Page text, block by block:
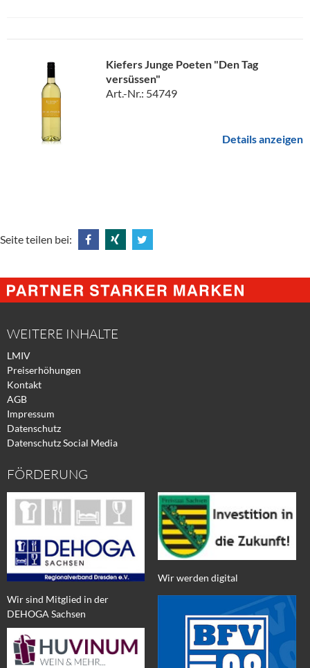
Kiefers Junge Poeten "Den Tag
versüssen"
Art.-Nr.: 54749
Details anzeigen
Seite teilen bei:
@
Facebook
@
Xing
@
Twitter
WEITERE INHALTE
LMIV
Preiserhöhungen
Kontakt
AGB
Impressum
Datenschutz
Datenschutz Social Media
FÖRDERUNG
Wir sind Mitglied in der
DEHOGA Sachsen
Wir werden digital